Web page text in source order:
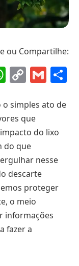
ou Compartilhe:
Copy
simples ato de
que
do lixo
do que
nesse
descarte
proteger
o meio
informações
fazer a